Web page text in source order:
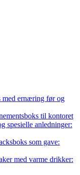
med ernæring før og
til kontoret
spesielle anledninger:
som gave:
med varme drikker: